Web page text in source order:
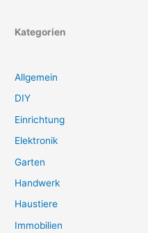
Kategorien
Allgemein
DIY
Einrichtung
Elektronik
Garten
Handwerk
Haustiere
Immobilien